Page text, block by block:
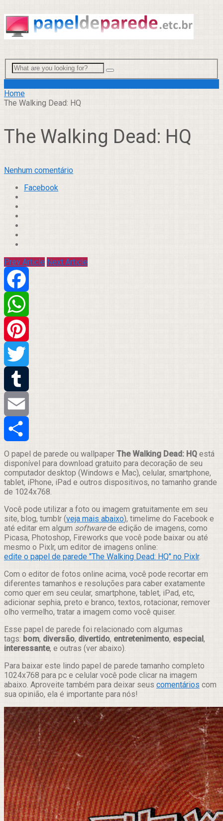
Home
The Walking Dead: HQ
The Walking Dead: HQ
Nenhum comentário
Facebook
Prev Article Next Article
Facebook
WhatsApp
Pinterest
Twitter
Tumblr
Email
Compartilhar
O papel de parede ou wallpaper The Walking Dead: HQ está
disponível para download gratuito para decoração de seu
computador desktop (Windows e Mac), celular, smartphone,
tablet, iPhone, iPad e outros dispositivos, no tamanho grande
de 1024x768.
Você pode utilizar a foto ou imagem gratuitamente em seu
site, blog, tumblr (veja mais abaixo), timelime do Facebook e
até editar em algum softwarede edição de imagens, como
Picasa, Photoshop, Fireworks que você pode baixar ou até
mesmo o Pixlr, um editor de imagens online:
edite o papel de parede "The Walking Dead: HQ" no Pixlr.
Com o editor de fotos online acima, você pode recortar em
diferentes tamanhos e resoluções para caber exatamente
como quer em seu ceular, smartphone, tablet, iPad, etc,
adicionar sephia, preto e branco, textos, rotacionar, remover
olho vermelho, tratar a imagem como você quiser.
Esse papel de parede foi relacionado com algumas
tags: bom, diversão, divertido, entretenimento, especial,
interessante, e outras (ver abaixo).
Para baixar este lindo papel de parede tamanho completo
1024x768 para pc e celular você pode clicar na imagem
abaixo. Aproveite também para deixar seus comentários com
sua opinião, ela é importante para nós!